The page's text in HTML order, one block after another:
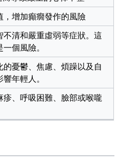
增加癲癇發作的風險
清和嚴重虛弱等症狀。這
個風險。
憂鬱、焦慮、煩躁以及自
年輕人。
、呼吸困難、臉部或喉嚨